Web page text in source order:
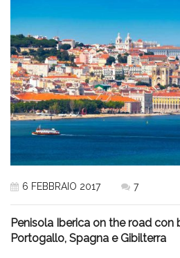
6 FEBBRAIO 2017 7
Penisola Iberica on the road con
Portogallo, Spagna e Gibilterra